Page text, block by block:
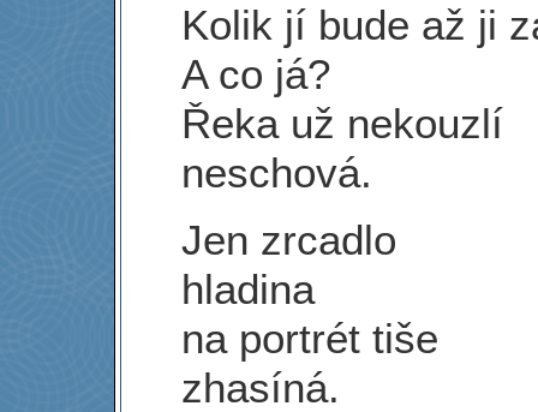
Kolik jí bude až ji
A co já?
Řeka už nekouzlí
neschová.
Jen zrcadlo
hladina
na portrét tiše
zhasíná.